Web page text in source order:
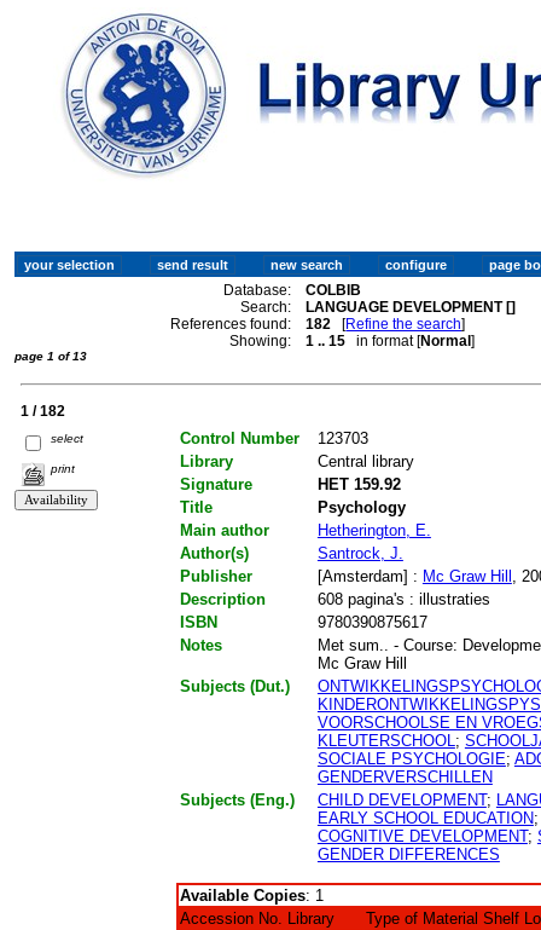
Database:
COLBIB
Search:
LANGUAGE DEVELOPMENT []
References found:
182 [Refine the search]
Showing:
1 .. 15 in format [Normal]
page 1 of 13
1 / 182
select
print
Control Number
123703
Library
Central library
Signature
HET 159.92
Title
Psychology
Main author
Hetherington, E.
Author(s)
Santrock, J.
Publisher
[Amsterdam] : Mc Graw Hill
,
Description
608 pagina's : illustraties
ISBN
9780390875617
Notes
Met sum.. - Course:
Mc Graw Hill
Subjects (Dut.)
VOORSCHOOLSE EN
KLEUTERSCHOOL ;
SOCIALE PSYCHOLOGIE;
GENDERVERSCHILLEN
Subjects (Eng.)
CHILD DEVELOPMENT;
EARLY SCHOOL EDUCATION
COGNITIVE DEVELOPMENT;
GENDER DIFFERENCES
Available Copies: 1
Accession No.
Library Type of Material Shelf